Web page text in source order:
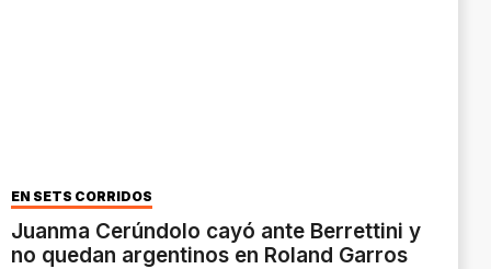
EN SETS CORRIDOS
Juanma Cerúndolo cayó ante Berrettini y
no quedan argentinos en Roland Garros